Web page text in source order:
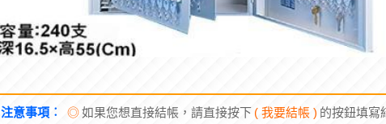
注意事項︰ ◎如果您想直接結帳，請直接按下 ( 我要結帳 ) 的按鈕填寫